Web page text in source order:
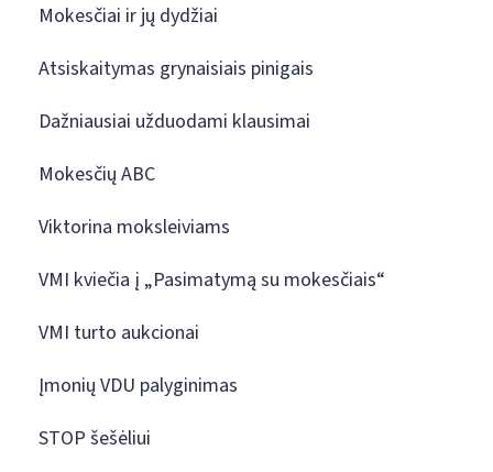
Mokesčiai ir jų dydžiai
Atsiskaitymas grynaisiais pinigais
Dažniausiai užduodami klausimai
Mokesčių ABC
Viktorina moksleiviams
VMI kviečia į „Pasimatymą su mokesčiais“
VMI turto aukcionai
Įmonių VDU palyginimas
STOP šešėliui